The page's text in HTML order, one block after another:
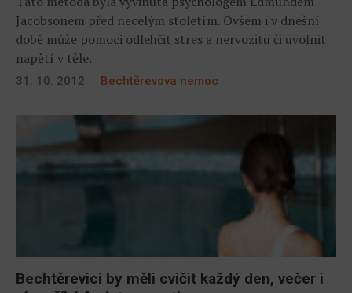
Jacobsonem před necelým stoletím. Ovšem i v dnešní
době může pomoci odlehčit stres a nervozitu či uvolnit
napětí v těle.
31. 10. 2012 Bechtěrevova nemoc
Bechtěrevici by měli cvičit každý den, večer i